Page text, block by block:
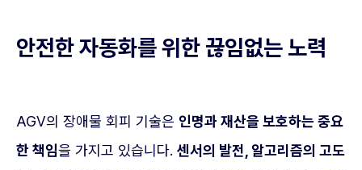
안전한 자동화를 위한 끊임없는 노력
AGV의 장애물 회피 기술은 인명과 재산을 보호하는 중요
한 책임을 가지고 있습니다. 센서의 발전, 알고리즘의 고도